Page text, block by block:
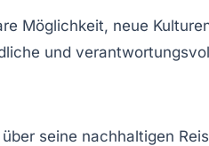
Möglichkeit, neue
und
seine nachhaltigen